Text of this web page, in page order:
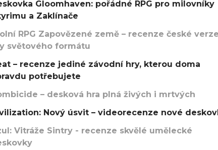
Gloomhaven: pořádné RPG pro milovníky
a Zaklínače
RPG Zapovězené země – recenze české verze
světového formátu
– recenze jediné závodní hry, kterou doma
potřebujete
– desková hra plná živých i mrtvých
Nový úsvit – videorecenze nové
Vitráže Sintry - recenze skvělé umělecké